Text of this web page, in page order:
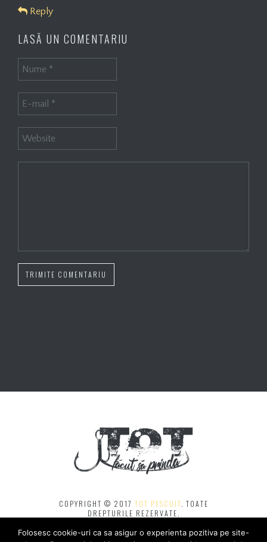
Reply
LASĂ UN COMENTARIU
TRIMITE COMENTARIU
COPYRIGHT © 2017 TOT PESCUIT. TOATE
DREPTURILE REZERVATE.
DOAR CU
Folosesc cookie-uri ca sa asigur o experienta pozitiva pe site-